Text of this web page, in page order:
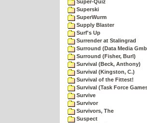
Super-Quiz
Superski
SuperWurm
Supply Blaster
Surf's Up
Surrender at Stalingrad
Surround (Data Media
Surround (Fisher, Burl)
Survival (Beck, Anthony)
Survival (Kingston, C.)
Survival of the Fittest!
Survival (Task Force
Survive
Survivor
Survivors, The
Suspect